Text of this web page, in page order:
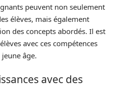
peuvent non seulement
élèves, mais également
des concepts abordés. Il est
avec ces compétences
âge.
avec des